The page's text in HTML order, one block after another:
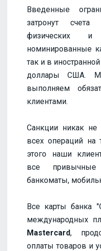
Введенные
затронут
физических и
номинированные
так и в
доллары США.
выполняем
клиентами.
Санкции никак
всех операций на
этого наши
все
банкоматы,
Все карты банка
международных
Mastercard,
оплаты товаров и